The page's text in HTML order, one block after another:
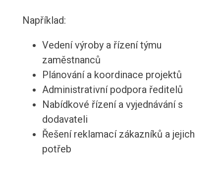
Například:
Vedení výroby a řízení týmu
zaměstnanců
Plánování a koordinace projektů
Administrativní podpora ředitelů
Nabídkové řízení a vyjednávání s
dodavateli
Řešení reklamací zákazníků a jejich
potřeb